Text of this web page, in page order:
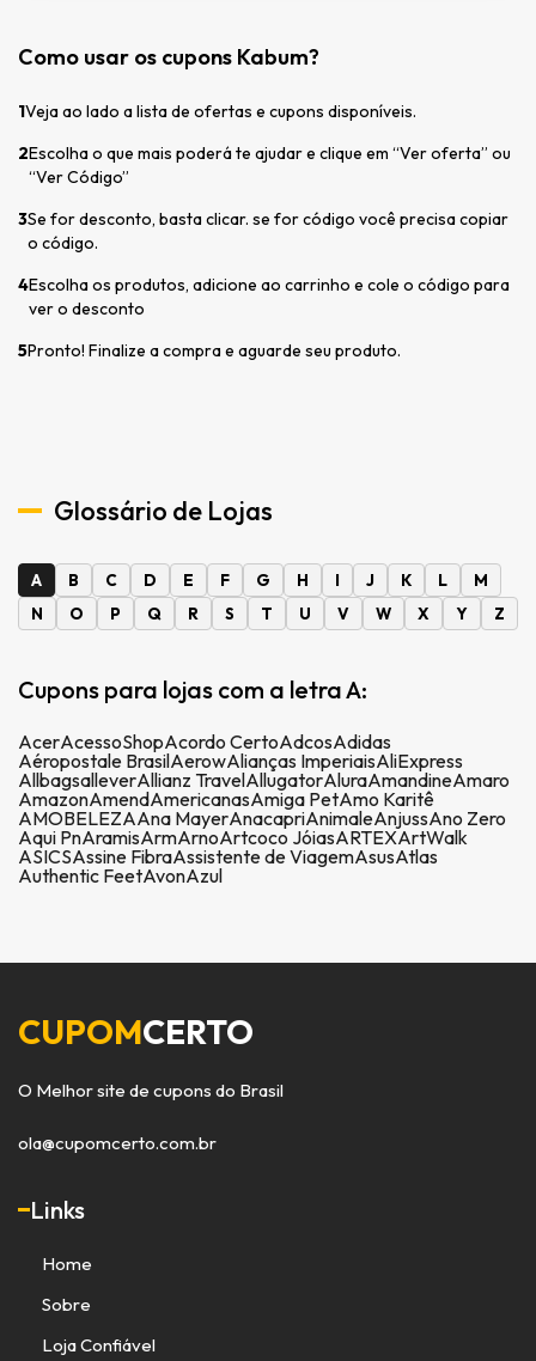
Como usar os cupons Kabum?
1Veja ao lado a lista de ofertas e cupons disponíveis.
2Escolha o que mais poderá te ajudar e clique em “Ver oferta” ou
“Ver Código”
3Se for desconto, basta clicar. se for código você precisa copiar
o código.
4Escolha os produtos, adicione ao carrinho e cole o código para
ver o desconto
5Pronto! Finalize a compra e aguarde seu produto.
Glossário de Lojas
A B C D E F G H I J K L
M
N
O P Q R S T U V W X Y Z
Cupons para lojas com a letra A:
AcerAcessoShopAcordo CertoAdcosAdidas
Aéropostale BrasilAerowAlianças ImperiaisAliExpress
AllbagsalleverAllianz TravelAllugatorAluraAmandineAmaro
AmazonAmendAmericanasAmiga PetAmo Karitê
AMOBELEZAAna MayerAnacapriAnimaleAnjussAno Zero
Aqui PnAramisArmArnoArtcoco JóiasARTEXArtWalk
ASICSAssine FibraAssistente de ViagemAsusAtlas
Authentic FeetAvonAzul
CUPOMCERTO
O Melhor site de cupons do Brasil
ola@cupomcerto.com.br
Links
Home
Sobre
Loja Confiável